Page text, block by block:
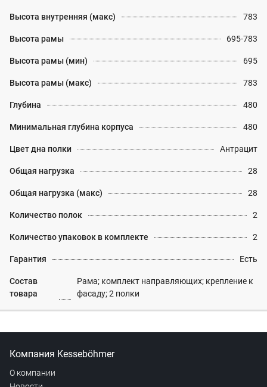
Высота внутренняя (макс) 783
Высота рамы 695-783
Высота рамы (мин) 695
Высота рамы (макс) 783
Глубина 480
Минимальная глубина корпуса 480
Цвет дна полки Антрацит
Общая нагрузка 28
Общая нагрузка (макс) 28
Количество полок 2
Количество упаковок в комплекте 2
Гарантия Есть
Состав
товара
Рама; комплект направляющих; крепление к
фасаду; 2 полки
Компания Kesseböhmer
О компании